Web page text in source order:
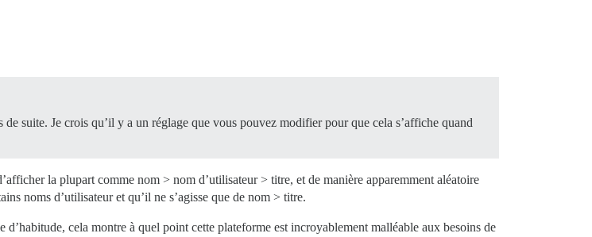
suite. Je crois qu’il y a un réglage que vous pouvez modifier pour que cela s’affiche quand
la plupart comme nom > nom d’utilisateur > titre, et de manière apparemment aléatoire
noms d’utilisateur et qu’il ne s’agisse que de nom > titre.
cela montre à quel point cette plateforme est incroyablement malléable aux besoins de